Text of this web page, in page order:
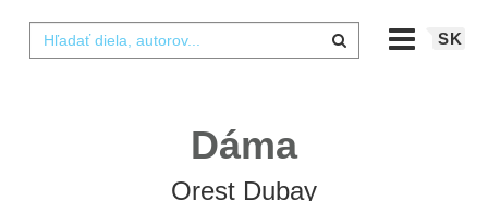
SK
Dáma
Orest Dubay